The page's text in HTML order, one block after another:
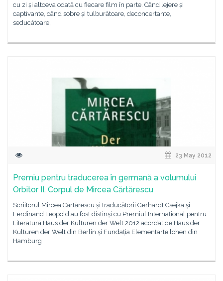
cu zi și altceva odată cu fiecare film în parte. Când lejere și
captivante, când sobre și tulburătoare, deconcertante,
seducătoare,
23 May 2012
Premiu pentru traducerea în germană a volumului
Orbitor II. Corpul de Mircea Cărtărescu
Scriitorul Mircea Cărtărescu și traducătorii Gerhardt Csejka și
Ferdinand Leopold au fost distinși cu Premiul Internațional pentru
Literatură Haus der Kulturen der Welt 2012 acordat de Haus der
Kulturen der Welt din Berlin și Fundația Elementarteilchen din
Hamburg